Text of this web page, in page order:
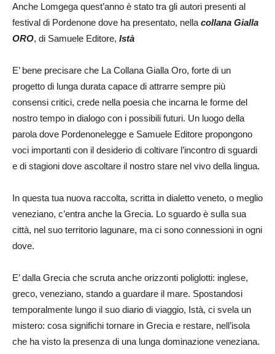
Anche Lomgega quest’anno è stato tra gli autori presenti al
festival di Pordenone dove ha presentato, nella collana Gialla
ORO, di Samuele Editore, Istà
E’ bene precisare che La Collana Gialla Oro, forte di un
progetto di lunga durata capace di attrarre sempre più
consensi critici, crede nella poesia che incarna le forme del
nostro tempo in dialogo con i possibili futuri. Un luogo della
parola dove Pordenonelegge e Samuele Editore propongono
voci importanti con il desiderio di coltivare l’incontro di sguardi
e di stagioni dove ascoltare il nostro stare nel vivo della lingua.
In questa tua nuova raccolta, scritta in dialetto veneto, o meglio
veneziano, c’entra anche la Grecia. Lo sguardo è sulla sua
città, nel suo territorio lagunare, ma ci sono connessioni in ogni
dove.
E’ dalla Grecia che scruta anche orizzonti poliglotti: inglese,
greco, veneziano, stando a guardare il mare. Spostandosi
temporalmente lungo il suo diario di viaggio, Istà, ci svela un
mistero: cosa significhi tornare in Grecia e restare, nell’isola
che ha visto la presenza di una lunga dominazione veneziana.